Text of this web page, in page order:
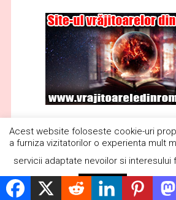
Acest website foloseste cookie-uri
a furniza vizitatorilor o experienta mult
servicii adaptate nevoilor si interesului
Respinge Citește